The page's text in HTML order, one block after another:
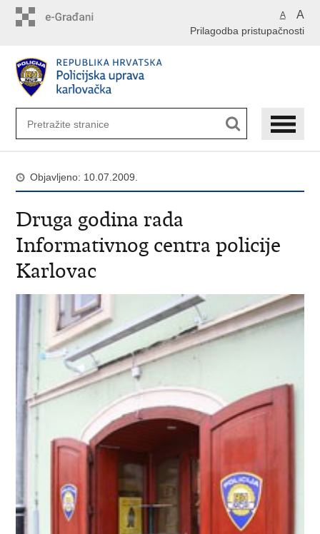
A A
Prilagodba pristupačnosti
Objavljeno: 10.07.2009.
Druga godina rada
Informativnog centra policije
Karlovac